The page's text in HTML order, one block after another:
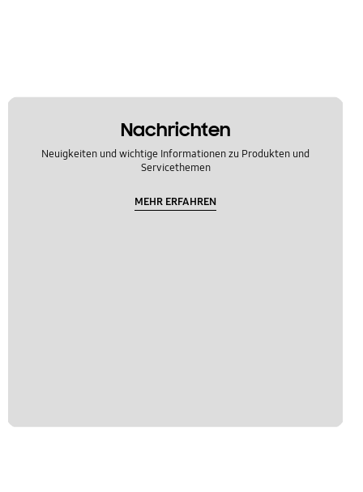
Nachrichten
Neuigkeiten und wichtige Informationen zu Produkten und
Servicethemen
MEHR ERFAHREN